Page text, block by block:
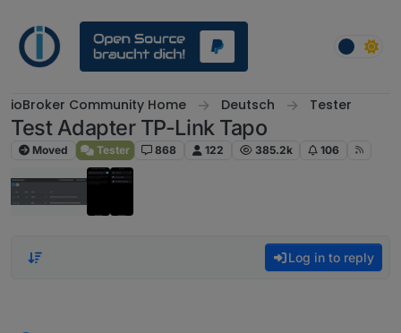
ioBroker Community Home Deutsch Tester
Test Adapter TP-Link Tapo
Moved Tester 868 122 385.2k 106
Log in to reply